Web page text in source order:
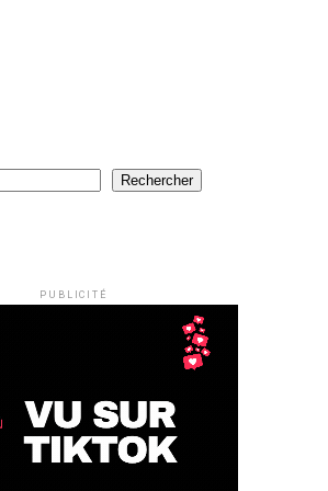
Rechercher
PUBLICITÉ